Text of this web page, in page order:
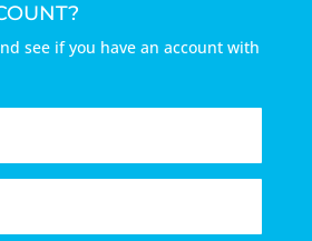
see if you have an account with